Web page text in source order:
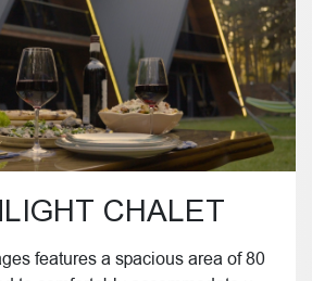
CHALET
features a spacious area of 80